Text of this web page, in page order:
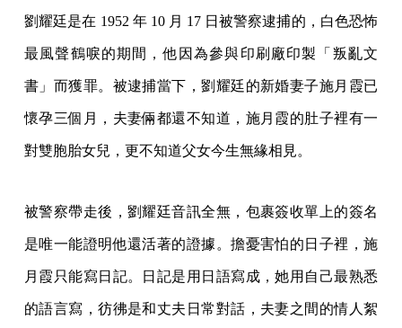
劉耀廷是在 1952 年 10 月 17 日被警察逮捕的，白色恐怖
最風聲鶴唳的期間，他因為參與印刷廠印製「叛亂文
書」而獲罪。被逮捕當下，劉耀廷的新婚妻子施月霞已
懷孕三個月，夫妻倆都還不知道，施月霞的肚子裡有一
對雙胞胎女兒，更不知道父女今生無緣相見。
被警察帶走後，劉耀廷音訊全無，包裹簽收單上的簽名
是唯一能證明他還活著的證據。擔憂害怕的日子裡，施
月霞只能寫日記。日記是用日語寫成，她用自己最熟悉
的語言寫，彷彿是和丈夫日常對話，夫妻之間的情人絮